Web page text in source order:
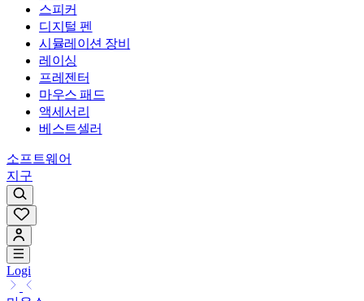
스피커
디지털 펜
시뮬레이션 장비
레이싱
프레젠터
마우스 패드
액세서리
베스트셀러
소프트웨어
지구
Logi